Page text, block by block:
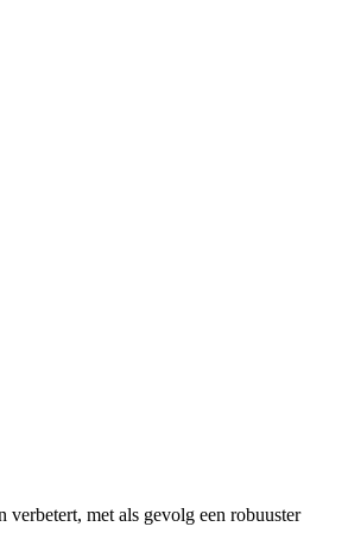
met als gevolg een robuuster